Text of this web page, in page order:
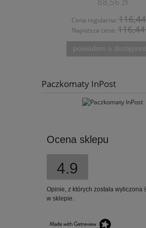
Cena
Najniższa
do
Paczkomaty InPost
Ocena sklepu
4.9
Opinie, z których została
w sklepie.